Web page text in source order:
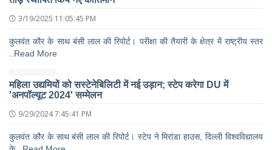
3/19/2025 11:05:45 PM
कुलवंत कौर के साथ बंसी लाल की रिपोर्ट। परीक्षा की तैयारी के क्षेत्र में राष्ट्रीय स्तर
..Read More
महिला उद्यमियों को सस्टेनेबिलिटी में नई उड़ान; स्टेप करेगा DU में
'अनपॉल्यूट 2024' सम्मेलन
9/29/2024 7:45:41 PM
कुलवंत कौर के साथ बंसी लाल की रिपोर्ट। स्टेप ने मिरांडा हाउस, दिल्ली विश्वविद्यालय